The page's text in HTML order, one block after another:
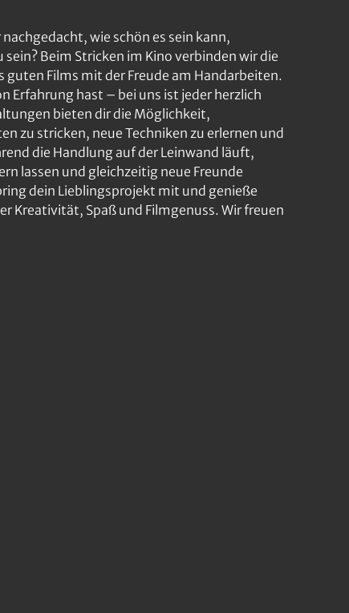
wie schön es sein kann,
Beim Stricken im Kino verbinden wir die
Films mit der Freude am Handarbeiten.
Erfahrung hast – bei uns ist jeder herzlich
bieten dir die Möglichkeit,
zu stricken, neue Techniken zu erlernen und
die Handlung auf der Leinwand läuft,
lassen und gleichzeitig neue Freunde
dein Lieblingsprojekt mit und genieße
Kreativität, Spaß und Filmgenuss. Wir freuen